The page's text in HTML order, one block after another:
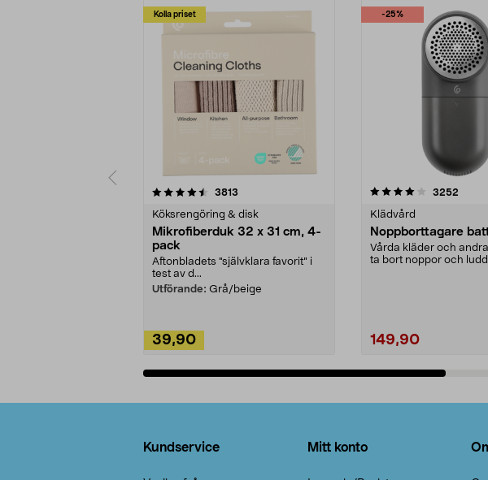
Kolla priset
3813
Köksrengöring & disk
Mikrofiberduk 32 x 31 cm, 4-
pack
Aftonbladets "självklara favorit” i
test av d...
Utförande: Grå/beige
39,90
-25%
4.0av 5 stjärnor 3252
Klädvård
Noppborttagare
Vårda kläder och
ta bort noppor och
149,90
4.5av 5
Kundservice Mitt konto